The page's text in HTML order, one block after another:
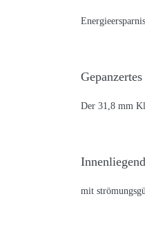
Der 31,8 mm
mit